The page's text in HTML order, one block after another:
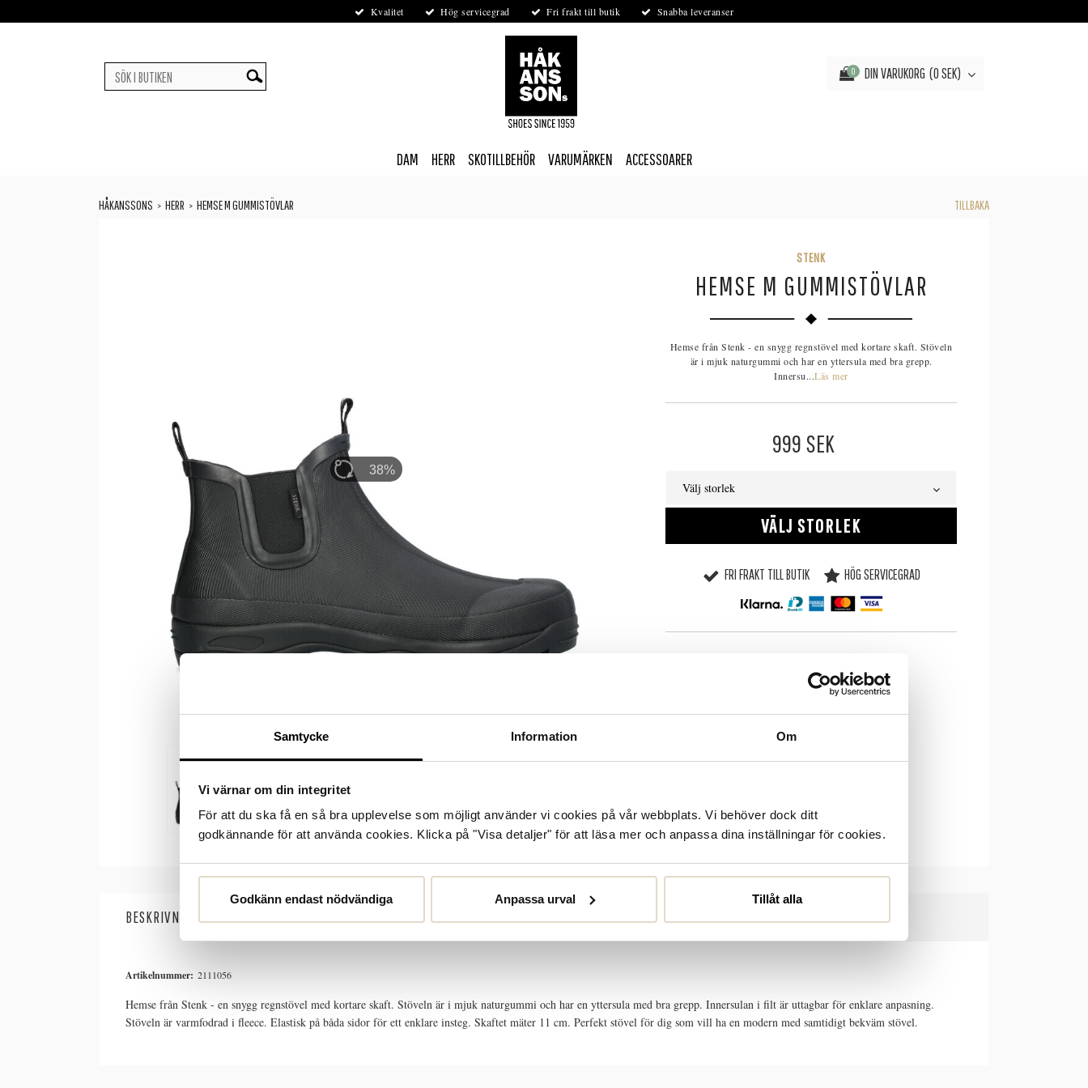
Samtycke Information Om
Vi värnar om din integritet
För att du ska få en så bra upplevelse som möjligt använder vi cookies på vår webbplats. Vi behöver dock ditt
godkännande för att använda cookies. Klicka på "Visa detaljer" för att läsa mer och anpassa dina inställningar för cookies.
Godkänn endast nödvändiga Anpassa urval Tillåt alla
Kvalitet Hög servicegrad Fri frakt till butik Snabba leveranser
DIN VARUKORG
0 0 SEK
DAM HERR SKOTILLBEHÖR VARUMÄRKEN ACCESSOARER
HÅKANSSONS > HERR > HEMSE M GUMMISTÖVLAR TILLBAKA
63%
STENK
HEMSE M GUMMISTÖVLAR
Hemse från Stenk - en snygg regnstövel med kortare skaft. Stöveln
är i mjuk naturgummi och har en yttersula med bra grepp.
Innersu...Läs mer
999 SEK
Välj storlek
VÄLJ STORLEK
FRI FRAKT TILL BUTIK HÖG SERVICEGRAD
BESKRIVNING SPECIFIKATIONER SKÖTSELRÅD STORLEKSGUIDE
Artikelnummer: 2111056
Hemse från Stenk - en snygg regnstövel med kortare skaft. Stöveln är i mjuk naturgummi och har en yttersula med bra grepp. Innersulan i filt är uttagbar för enklare anpasning.
Stöveln är varmfodrad i fleece. Elastisk på båda sidor för ett enklare insteg. Skaftet mäter 11 cm. Perfekt stövel för dig som vill ha en modern med samtidigt bekväm stövel.